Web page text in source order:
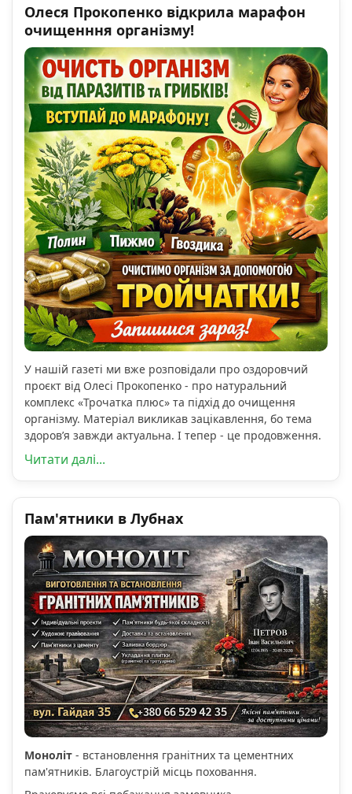
Олеся Прокопенко відкрила марафон
очищенння організму!
У нашій газеті ми вже розповідали про оздоровчий
проєкт від Олесі Прокопенко - про натуральний
комплекс «Трочатка плюс» та підхід до очищення
організму. Матеріал викликав зацікавлення, бо тема
здоров’я завжди актуальна. І тепер - це продовження.
Читати далі...
Пам'ятники в Лубнах
Моноліт - встановлення гранітних та цементних
пам'ятників. Благоустрій місць поховання.